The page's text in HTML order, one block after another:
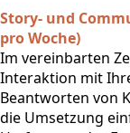
Story- und
pro Woche)
Im vereinbarten
Interaktion mit
Beantworten von
die Umsetzung